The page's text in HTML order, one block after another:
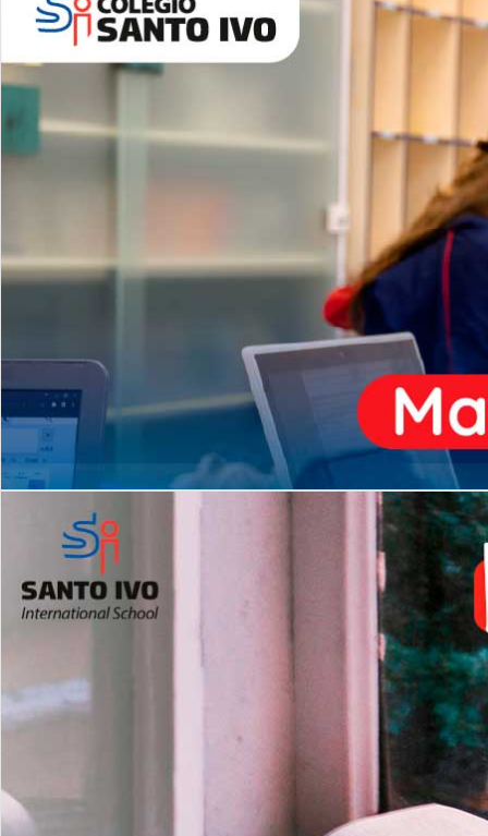
Matrículas Abertas 2026
EDUCAÇÃO INFANTIL
Inglês todos os dias
MÉDIO
igh School
Dupla Diplomação
2º AO 5º ANO FUNDAMENTAL
es
Com imersão Bilingue - Anos
Finais